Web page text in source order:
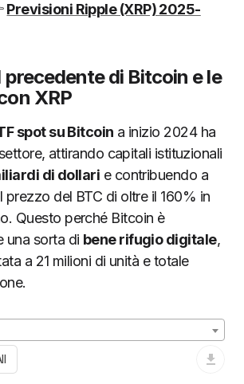
Previsioni Ripple (XRP) 2025-
precedente di Bitcoin e le
XRP
spot su Bitcoin a inizio 2024 ha
attirando capitali istituzionali
di dollari e contribuendo a
prezzo del BTC di oltre il 160% in
Questo perché Bitcoin è
una sorta di bene rifugio digitale,
a 21 milioni di unità e totale